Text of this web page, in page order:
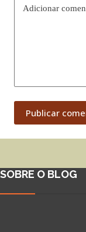
Adicionar
Publicar
SOBRE O BLOG